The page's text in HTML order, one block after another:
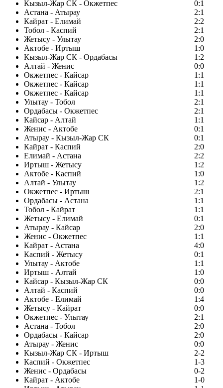
Кызыл-Жар СК - Окжетпес
0:1
Астана - Атырау
2:1
Кайрат - Елимай
2:2
Тобол - Каспий
2:1
Жетысу - Улытау
2:0
Актобе - Иртыш
1:0
Кызыл-Жар СК - Ордабасы
1:2
Алтай - Женис
0:0
Окжетпес - Кайсар
1:1
Окжетпес - Кайсар
1:1
Окжетпес - Кайсар
1:1
Улытау - Тобол
2:1
Ордабасы - Окжетпес
2:1
Кайсар - Алтай
1:1
Женис - Актобе
0:1
Атырау - Кызыл-Жар СК
0:1
Кайрат - Каспий
2:0
Елимай - Астана
2:2
Иртыш - Жетысу
1:2
Актобе - Каспий
1:0
Алтай - Улытау
1:2
Окжетпес - Иртыш
2:1
Ордабасы - Астана
1:1
Тобол - Кайрат
1:1
Жетысу - Елимай
0:1
Атырау - Кайсар
2:0
Женис - Окжетпес
1:1
Кайрат - Астана
4:0
Каспий - Жетысу
0:1
Улытау - Актобе
1:1
Иртыш - Алтай
1:0
Кайсар - Кызыл-Жар СК
0:0
Алтай - Каспий
0:0
Актобе - Елимай
1:4
Жетысу - Кайрат
0:0
Окжетпес - Улытау
2:1
Астана - Тобол
2:0
Ордабасы - Кайсар
2:0
Атырау - Женис
0:0
Кызыл-Жар СК - Иртыш
2-2
Каспий - Окжетпес
1-3
Женис - Ордабасы
0-2
Кайрат - Актобе
1-0